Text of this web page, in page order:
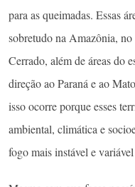
para as queimadas. Essas
sobretudo na Amazônia,
Cerrado, além de áreas do
direção ao Paraná e ao
isso ocorre porque esses
ambiental, climática e
fogo mais instável e